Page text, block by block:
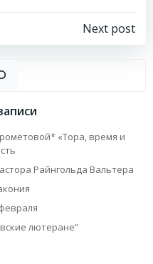
Next post
«Тора, время и
Райнгольда Вальтера
лютеране”